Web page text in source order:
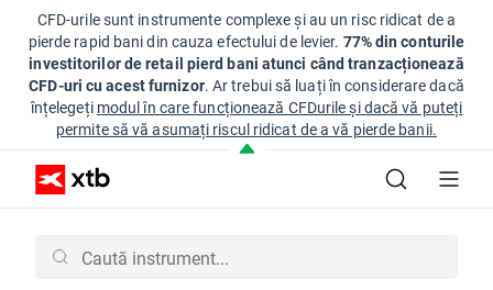
CFD-urile sunt instrumente complexe și au un risc ridicat de a
pierde rapid bani din cauza efectului de levier. 77% din conturile
investitorilor de retail pierd bani atunci când tranzacționează
CFD-uri cu acest furnizor. Ar trebui să luați în considerare dacă
înțelegeți modul în care funcționează CFDurile și dacă vă puteți
permite să vă asumați riscul ridicat de a vă pierde banii.